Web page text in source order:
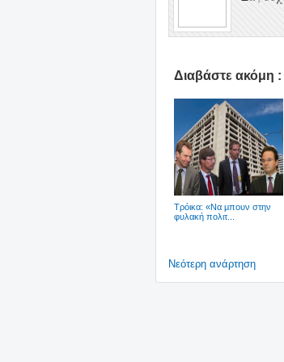
Διαβάστε ακόμη :
Tρόικα: «Να μπουν στην
φυλακή πολιτ...
Νεότερη ανάρτηση